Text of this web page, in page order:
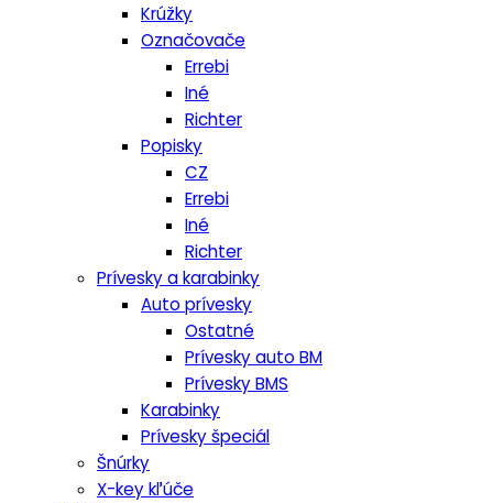
Krúžky
Označovače
Errebi
Iné
Richter
Popisky
CZ
Errebi
Iné
Richter
Prívesky a karabinky
Auto prívesky
Ostatné
Prívesky auto BM
Prívesky BMS
Karabinky
Prívesky špeciál
Šnúrky
X-key kľúče